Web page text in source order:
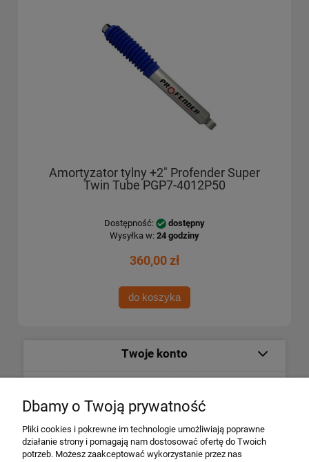
Amortyzator tylny +2" Profender Super
Twin Tube PGP7-4012P50
Dostępność:
dostępny
Wysyłka w: 24 godziny
360,00 zł
do koszyka
Twoje konto
Płatności i dostawa
Dbamy o Twoją prywatność
Pliki cookies i pokrewne im technologie umożliwiają poprawne
działanie strony i pomagają nam dostosować ofertę do Twoich
potrzeb. Możesz zaakceptować wykorzystanie przez nas